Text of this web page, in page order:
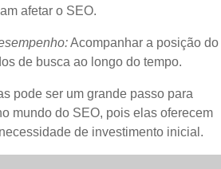
afetar o SEO.
Acompanhar a posição do
de busca ao longo do tempo.
pode ser um grande passo para
mundo do SEO, pois elas oferecem
de investimento inicial.